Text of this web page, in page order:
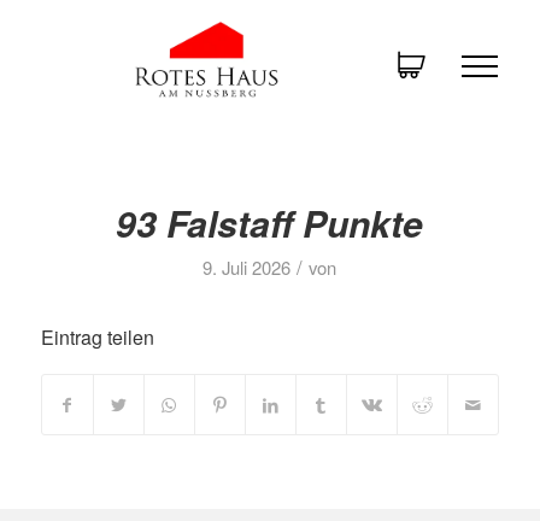
93 Falstaff Punkte
9. Juli 2026 / von
Eintrag teilen